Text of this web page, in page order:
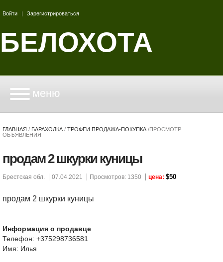
Войти | Зарегистрироваться
БЕЛОХОТА
меню
ГЛАВНАЯ / БАРАХОЛКА / ТРОФЕИ ПРОДАЖА-ПОКУПКА /ПРОСМОТР
ОБЪЯВЛЕНИЯ
продам 2 шкурки куницы
Брестская обл. 07.04.2021 Просмотров: 1350 цена: $50
продам 2 шкурки куницы
Информация о продавце
Телефон: +375298736581
Имя: Илья